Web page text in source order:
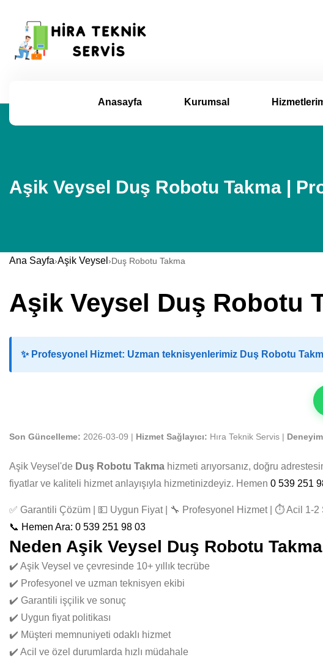
Anasayfa Kurumsal
Aşik Veysel Duş Robotu Takma |
Ana Sayfa›Aşik Veysel ›Duş Robotu Takma
Aşik Veysel Duş Robotu
✨ Profesyonel Hizmet: Uzman teknisyenlerimiz Duş Robotu
Son Güncelleme: 2026-03-09 | Hizmet Sağlayıcı: Hıra Teknik Servis |
Aşik Veysel'de Duş Robotu Takma hizmeti arıyorsanız, doğru
fiyatlar ve kaliteli hizmet anlayışıyla hizmetinizdeyiz. Hemen 0 539 251
✅ Garantili Çözüm | 💵 Uygun Fiyat | 🔧 Profesyonel Hizmet | ⏱️ Acil 1-2
📞 Hemen Ara: 0 539 251 98 03
Neden Aşik Veysel Duş Robotu
✔️ Aşik Veysel ve çevresinde 10+ yıllık tecrübe
✔️ Profesyonel ve uzman teknisyen ekibi
✔️ Garantili işçilik ve sonuç
✔️ Uygun fiyat politikası
✔️ Müşteri memnuniyeti odaklı hizmet
✔️ Acil ve özel durumlarda hızlı müdahale